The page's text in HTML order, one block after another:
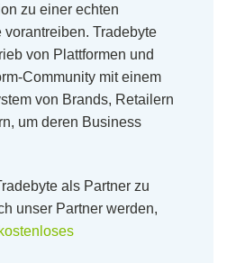
zu einer echten
vorantreiben. Tradebyte
von Plattformen und
Community mit einem
von Brands, Retailern
um deren Business
als Partner zu
unser Partner werden,
kostenloses